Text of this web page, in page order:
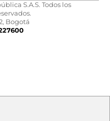
S.A.S. Todos los
Bogotá